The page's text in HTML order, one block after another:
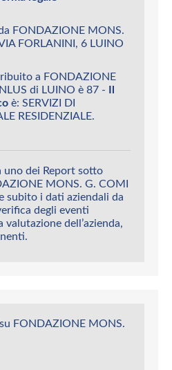
FONDAZIONE MONS.
FORLANINI, 6 LUINO
a FONDAZIONE
di LUINO è 87 - Il
è: SERVIZI DI
RESIDENZIALE.
uno dei Report sotto
MONS. G. COMI
subito i dati aziendali da
degli eventi
dell’azienda,
FONDAZIONE MONS.